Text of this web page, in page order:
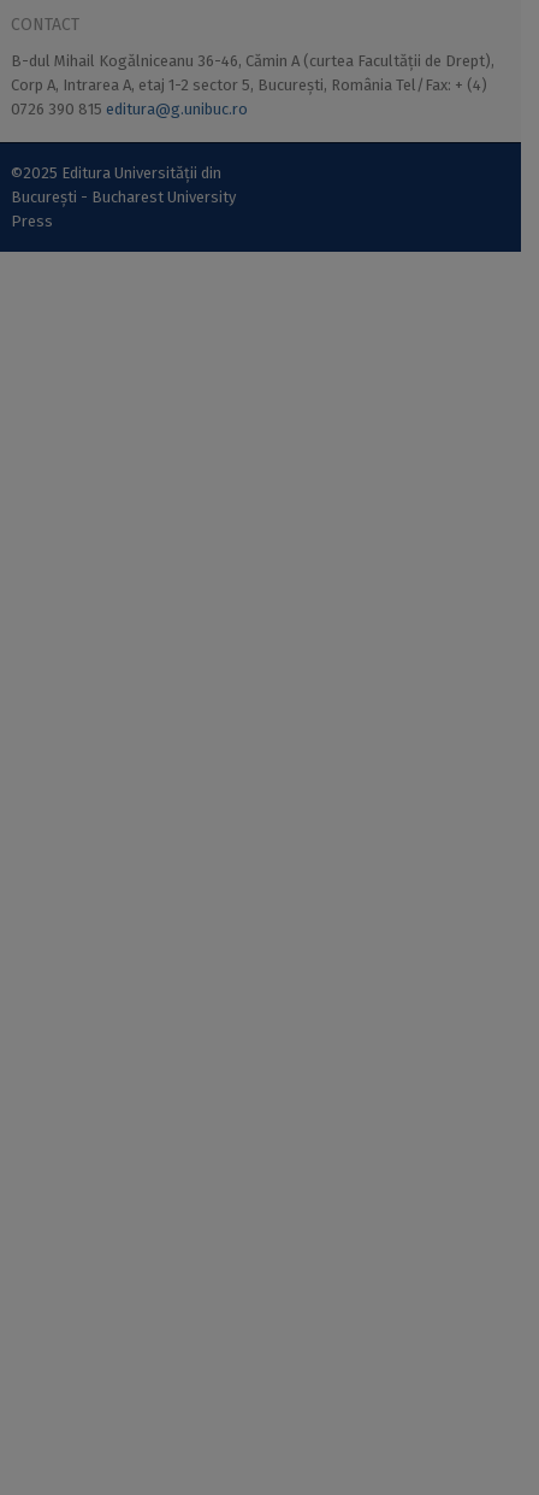
CONTACT
B-dul Mihail Kogălniceanu 36-46, Cămin A (curtea Facultății de Drept),
Corp A, Intrarea A, etaj 1-2 sector 5, București, România Tel/Fax: + (4)
0726 390 815 editura@g.unibuc.ro
©2025 Editura Universității din
București - Bucharest University
Press